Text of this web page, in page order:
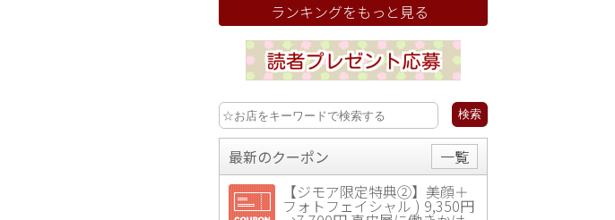
ランキングをもっと見る
最新のクーポン
一覧
【ジモア限定特典②】美顔＋
フォトフェイシャル ) 9,350円